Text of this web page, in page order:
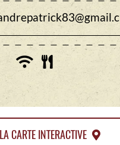
CARTE INTERACTIVE